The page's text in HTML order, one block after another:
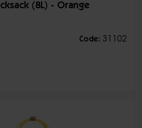
(8L) - Orange
Code: 31102